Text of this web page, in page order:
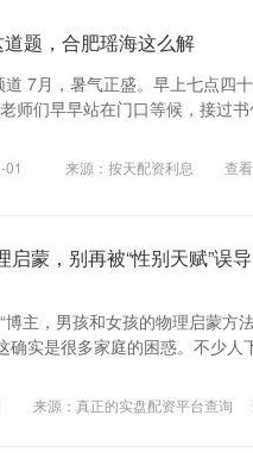
道题，合肥瑶海这么解
7月，暑气正盛。早上七点四
师们早早站在门口等候，接过
01 来源：按天配资利息 查看
启蒙，别再被“性别天赋”误
博主，男孩和女孩的物理启蒙方
确实是很多家庭的困惑。不少人
来源：真正的实盘配资平台查询